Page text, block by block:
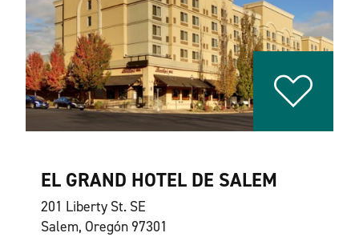
EL GRAND HOTEL DE SALEM
201 Liberty St. SE
Salem, Oregón 97301